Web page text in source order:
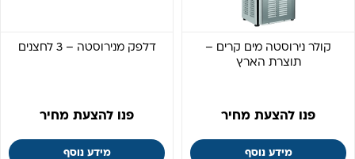
קולר נירוסטה מים קרים –
תוצרת הארץ
פנו להצעת מחיר
מידע נוסף
דלפק מנירוסטה – 3 לחצנים
פנו להצעת מחיר
מידע נוסף